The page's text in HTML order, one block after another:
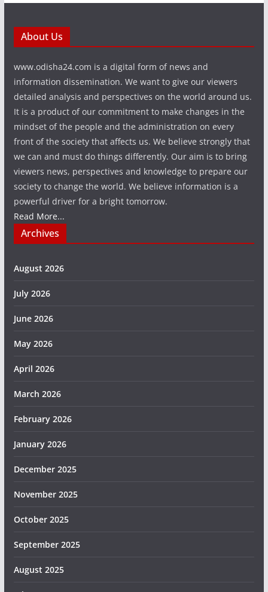
About Us
www.odisha24.com is a digital form of news and
information dissemination. We want to give our viewers
detailed analysis and perspectives on the world around us.
It is a product of our commitment to make changes in the
mindset of the people and the administration on every
front of the society that affects us. We believe strongly that
we can and must do things differently. Our aim is to bring
viewers news, perspectives and knowledge to prepare our
society to change the world. We believe information is a
powerful driver for a bright tomorrow.
Read More...
Archives
August 2026
July 2026
June 2026
May 2026
April 2026
March 2026
February 2026
January 2026
December 2025
November 2025
October 2025
September 2025
August 2025